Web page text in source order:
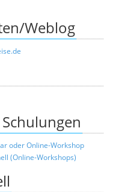
Weblog
oder Online-Workshop
(Online-Workshops)